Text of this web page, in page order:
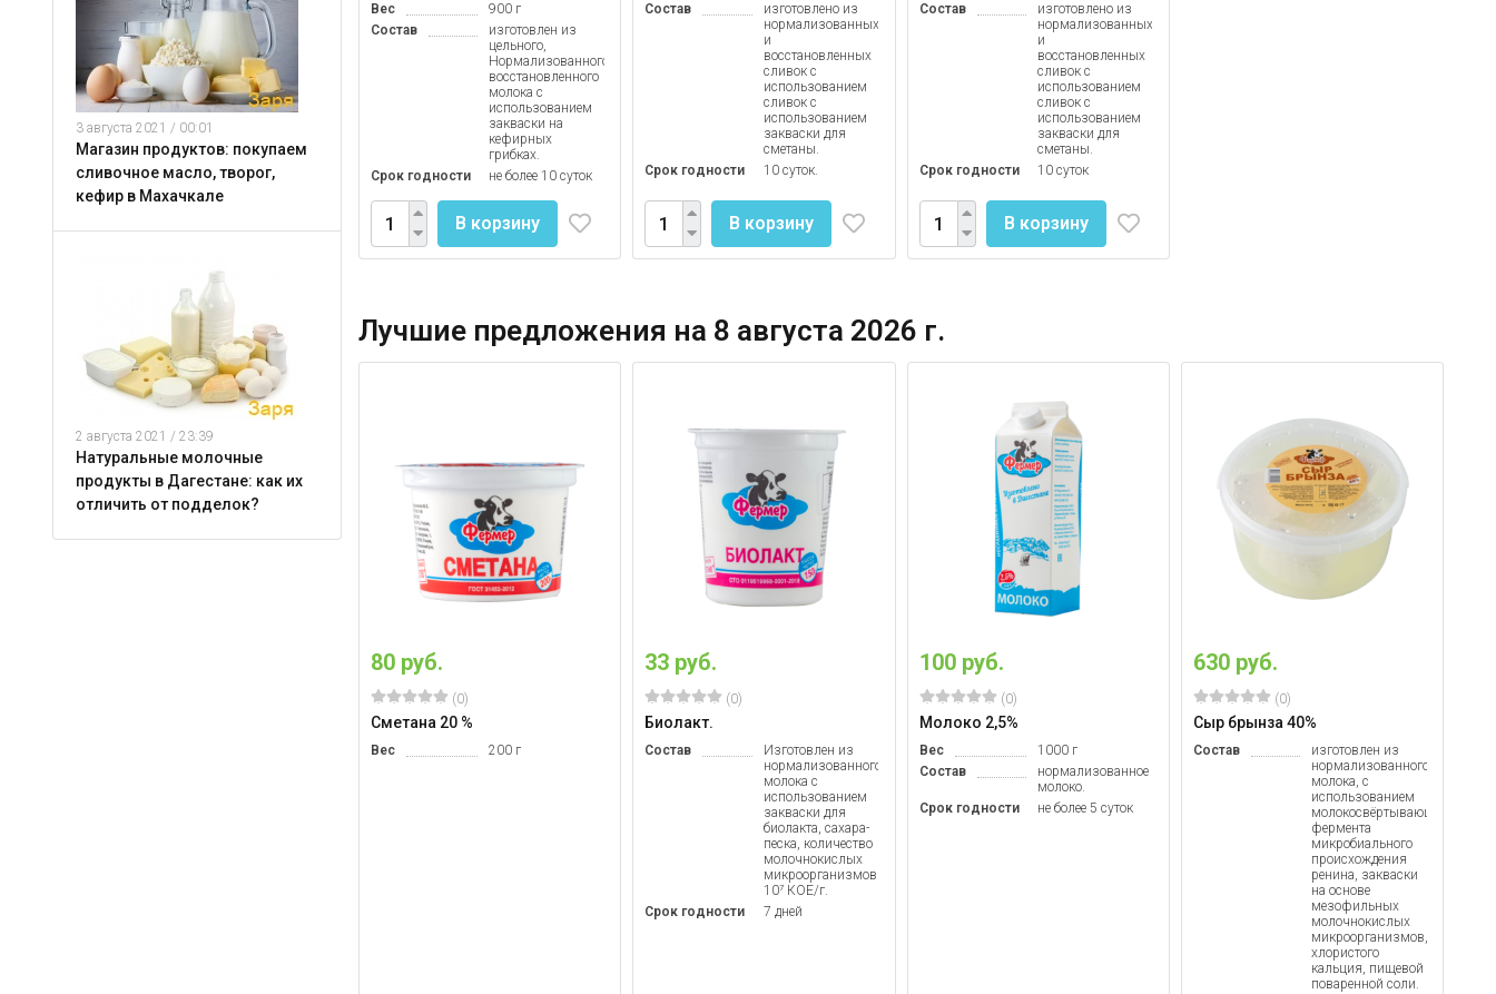
3 августа 2021 / 00:01
Магазин продуктов: покупаем
сливочное масло, творог,
кефир в Махачкале
2 августа 2021 / 23:39
Натуральные молочные
продукты в Дагестане: как их
отличить от подделок?
Вес
900 г
Состав
изготовлен из
цельного,
Нормализованного,
восстановленного
молока с
использованием
закваски на
кефирных
грибках.
Срок годности
не более 10 суток
В корзину
Состав
изготовлено из
нормализованных
и
восстановленных
сливок с
использованием
сливок с
использованием
закваски для
сметаны.
Срок годности
10 суток.
В корзину
Состав
изготовлено из
нормализованных
и
восстановленных
сливок с
использованием
сливок с
использованием
закваски для
сметаны.
Срок годности
10 суток
В корзину
Лучшие предложения на 8 августа 2026 г.
80 руб.
(0)
Сметана 20 %
Вес 200 г
33 руб.
(0)
Биолакт.
Состав
Изготовлен из
нормализованного
молока с
использованием
закваски для
биолакта, сахара-
песка, количество
молочнокислых
микроорганизмов
10⁷ КОЕ/г.
Срок годности
7 дней
100 руб.
(0)
Молоко 2,5%
Вес
1000 г
Состав
нормализованное
молоко.
Срок годности
не более 5 суток
630 руб.
(0)
Сыр брынза 40%
Состав
изготовлен из
нормализованного
молока, с
использованием
молокосвёртывающего
фермента
микробиального
происхождения
ренина, закваски
на основе
мезофильных
молочнокислых
микроорганизмов,
хлористого
кальция, пищевой
поваренной соли.